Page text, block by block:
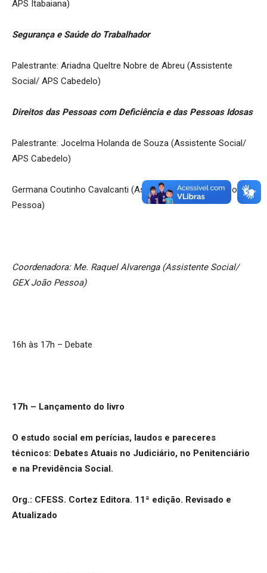
APS Itabaiana)
Segurança e Saúde do Trabalhador
Palestrante: Ariadna Queltre Nobre de Abreu (Assistente
Social/ APS Cabedelo)
Direitos das Pessoas com Deficiência e das Pessoas Idosas
Palestrante: Jocelma Holanda de Souza (Assistente Social/
APS Cabedelo)
Germana Coutinho Cavalcanti (Assistente Social/ GEX João
Pessoa)
Coordenadora: Me. Raquel Alvarenga (Assistente Social/
GEX João Pessoa)
16h às 17h – Debate
17h – Lançamento do livro
O estudo social em perícias, laudos e pareceres
técnicos: Debates Atuais no Judiciário, no Penitenciário
e na Previdência Social.
Org.: CFESS. Cortez Editora. 11ª edição. Revisado e
Atualizado